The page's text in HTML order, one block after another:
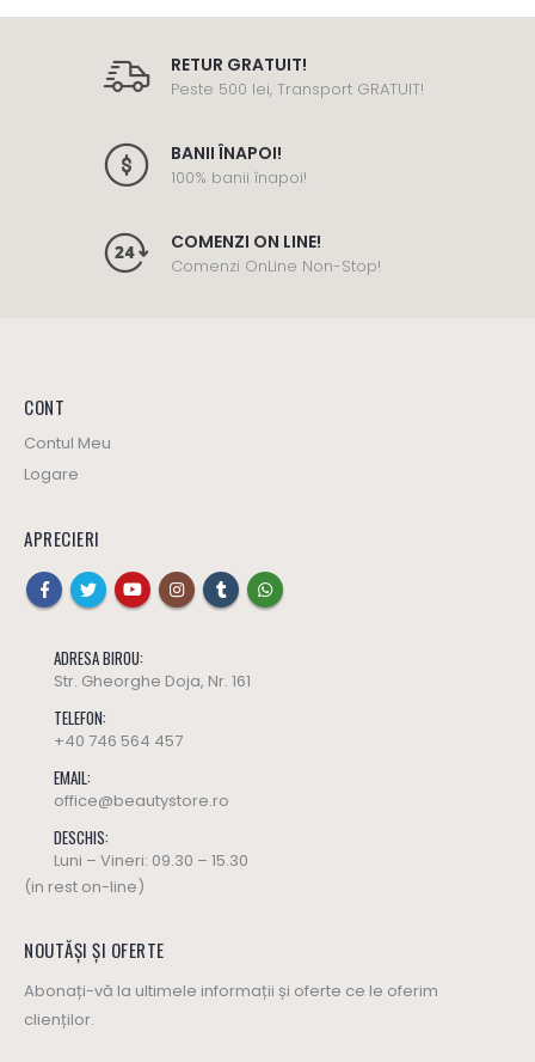
RETUR GRATUIT!
Peste 500 lei, Transport GRATUIT!
BANII ÎNAPOI!
100% banii înapoi!
COMENZI ON LINE!
Comenzi OnLine Non-Stop!
CONT
Contul Meu
Logare
APRECIERI
ADRESA BIROU:
Str. Gheorghe Doja, Nr. 161
TELEFON:
+40 746 564 457
EMAIL:
office@beautystore.ro
DESCHIS:
Luni – Vineri: 09.30 – 15.30
(in rest on-line)
NOUTĂȘI ȘI OFERTE
Abonați-vă la ultimele informații și oferte ce le oferim
clienților.